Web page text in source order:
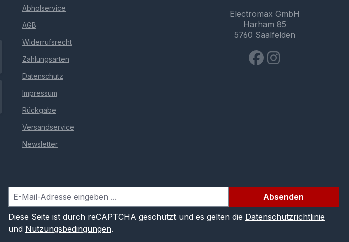
Abholservice
AGB
Widerrufsrecht
Zahlungsarten
Datenschutz
Impressum
Rückgabe
Versandservice
Newsletter
Electromax GmbH
Harham 85
5760 Saalfelden
Absenden
Diese Seite ist durch reCAPTCHA geschützt und es gelten die Datenschutzrichtlinie
und Nutzungsbedingungen.